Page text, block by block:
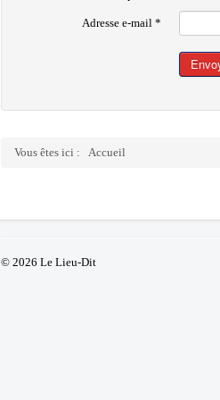
Adresse e-mail *
Vous êtes ici : Accueil
© 2026 Le Lieu-Dit